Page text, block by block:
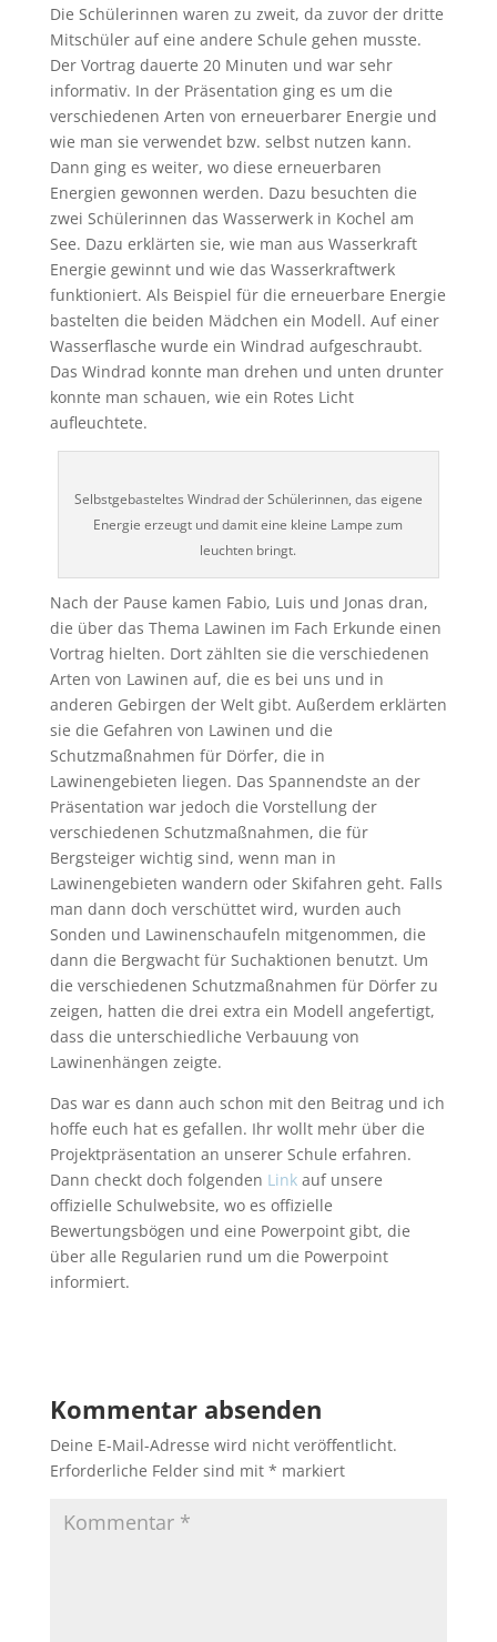
Die Schülerinnen waren zu zweit, da zuvor der dritte
Mitschüler auf eine andere Schule gehen musste.
Der Vortrag dauerte 20 Minuten und war sehr
informativ. In der Präsentation ging es um die
verschiedenen Arten von erneuerbarer Energie und
wie man sie verwendet bzw. selbst nutzen kann.
Dann ging es weiter, wo diese erneuerbaren
Energien gewonnen werden. Dazu besuchten die
zwei Schülerinnen das Wasserwerk in Kochel am
See. Dazu erklärten sie, wie man aus Wasserkraft
Energie gewinnt und wie das Wasserkraftwerk
funktioniert. Als Beispiel für die erneuerbare Energie
bastelten die beiden Mädchen ein Modell. Auf einer
Wasserflasche wurde ein Windrad aufgeschraubt.
Das Windrad konnte man drehen und unten drunter
konnte man schauen, wie ein Rotes Licht
aufleuchtete.
Selbstgebasteltes Windrad der Schülerinnen, das eigene
Energie erzeugt und damit eine kleine Lampe zum
leuchten bringt.
Nach der Pause kamen Fabio, Luis und Jonas dran,
die über das Thema Lawinen im Fach Erkunde einen
Vortrag hielten. Dort zählten sie die verschiedenen
Arten von Lawinen auf, die es bei uns und in
anderen Gebirgen der Welt gibt. Außerdem erklärten
sie die Gefahren von Lawinen und die
Schutzmaßnahmen für Dörfer, die in
Lawinengebieten liegen. Das Spannendste an der
Präsentation war jedoch die Vorstellung der
verschiedenen Schutzmaßnahmen, die für
Bergsteiger wichtig sind, wenn man in
Lawinengebieten wandern oder Skifahren geht. Falls
man dann doch verschüttet wird, wurden auch
Sonden und Lawinenschaufeln mitgenommen, die
dann die Bergwacht für Suchaktionen benutzt. Um
die verschiedenen Schutzmaßnahmen für Dörfer zu
zeigen, hatten die drei extra ein Modell angefertigt,
dass die unterschiedliche Verbauung von
Lawinenhängen zeigte.
Das war es dann auch schon mit den Beitrag und ich
hoffe euch hat es gefallen. Ihr wollt mehr über die
Projektpräsentation an unserer Schule erfahren.
Dann checkt doch folgenden Linkauf unsere
offizielle Schulwebsite, wo es offizielle
Bewertungsbögen und eine Powerpoint gibt, die
über alle Regularien rund um die Powerpoint
informiert.
Kommentar absenden
Deine E-Mail-Adresse wird nicht veröffentlicht.
Erforderliche Felder sind mit * markiert